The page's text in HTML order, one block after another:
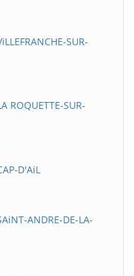
SUR-
SUR-
D'AiL
ANDRE-DE-LA-